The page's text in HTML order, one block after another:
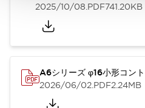
2025/10/08.PDF741.20KB
A6シリーズ φ16小形コント
2026/06/02.PDF2.24MB